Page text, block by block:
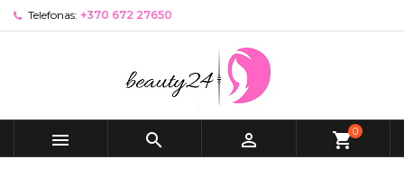
Telefonas: +370 672 27650
   shopping_cart0